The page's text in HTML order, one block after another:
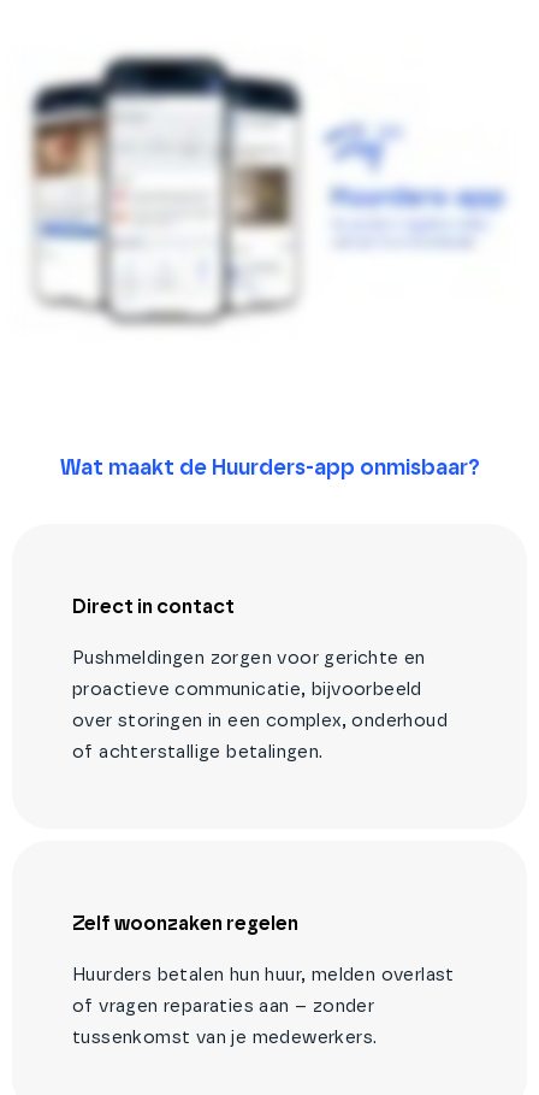
Wat maakt de Huurders-app onmisbaar?
Direct in contact
Pushmeldingen zorgen voor gerichte en
proactieve communicatie, bijvoorbeeld
over storingen in een complex, onderhoud
of achterstallige betalingen.
Zelf woonzaken regelen
Huurders betalen hun huur, melden overlast
of vragen reparaties aan – zonder
tussenkomst van je medewerkers.